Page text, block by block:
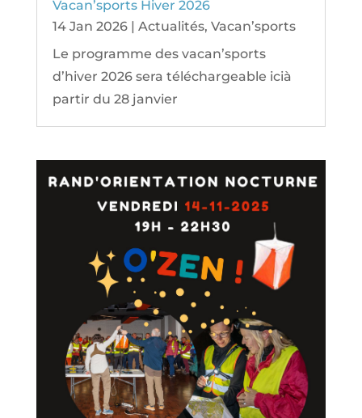
Vacan’sports Hiver 2026
14 Jan 2026| Actualités, Vacan’sports
Le programme des vacan’sports
d’hiver 2026 sera téléchargeable icià
partir du 28 janvier